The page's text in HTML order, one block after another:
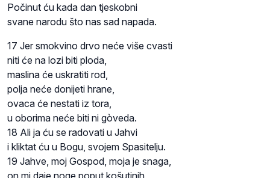
Počinut ću kada dan tjeskobni
svane narodu što nas sad napada.
17 Jer smokvino drvo neće više cvasti
niti će na lozi biti ploda,
maslina će uskratiti rod,
polja neće donijeti hrane,
ovaca će nestati iz tora,
u oborima neće biti ni gòveda.
18 Ali ja ću se radovati u Jahvi
i kliktat ću u Bogu, svojem Spasitelju.
19 Jahve, moj Gospod, moja je snaga,
on mi daje noge poput košutinih